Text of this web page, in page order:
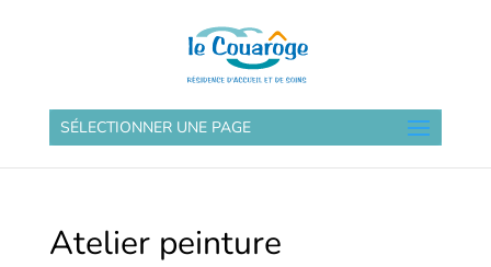
SÉLECTIONNER UNE PAGE
Atelier peinture